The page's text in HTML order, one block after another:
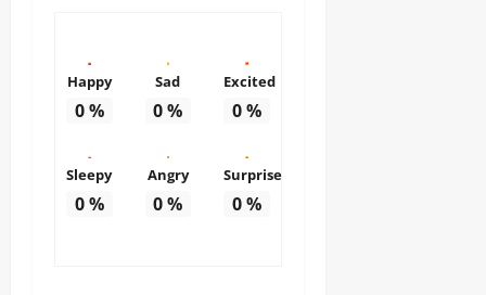
Happy
0%
Sad
0%
Excited
0%
Sleepy
0%
Angry
0%
Surprise
0%